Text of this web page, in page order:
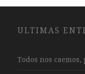
ULTIMAS
Todos nos